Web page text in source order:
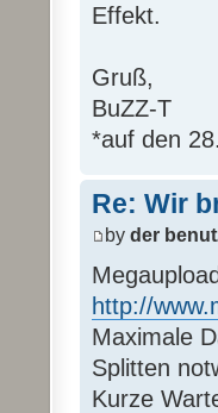
Effekt.
Gruß,
BuZZ-T
*auf den
Re: Wir
by der
http://
Maximale
Splitten
Kurze